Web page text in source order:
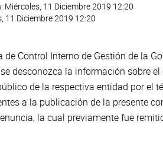
Miércoles, 11 Diciembre 2019 12:20
11 Diciembre 2019 12:20
de Control Interno de Gestión de la
desconozca la información sobre
de la respectiva entidad por el
a la publicación de la presente
la cual previamente fue